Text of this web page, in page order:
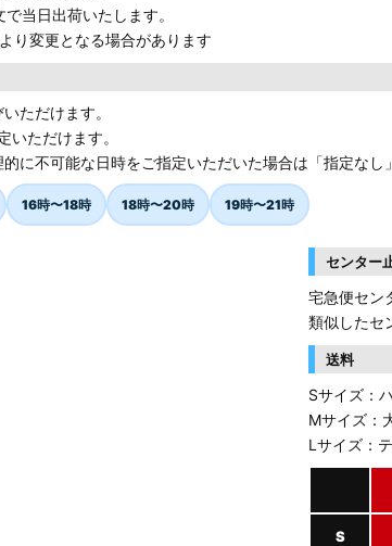
当日出荷いたします。
り変更となる場合があります
ただけます。
いただけます。
的に不可能な日時をご指定いただいた場合は「指定なし
16時〜18時 18時〜20時 19時〜21時
センター
宅急便セン
類似したセ
送料
Sサイズ：
Mサイズ：
Lサイズ：
S